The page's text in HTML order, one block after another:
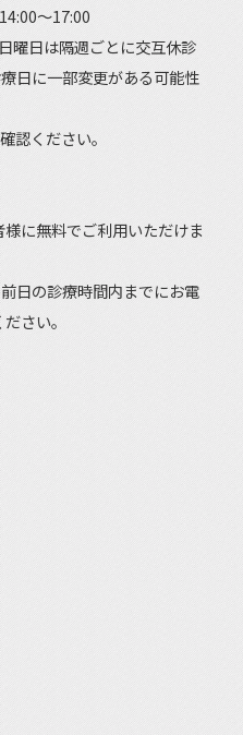
～17:00
曜日は隔週ごとに交互休診
日に一部変更がある可能性
認ください。
に無料でご利用いただけま
日の診療時間内までにお電
さい。